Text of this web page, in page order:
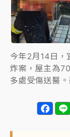
台東農業處長
押庭
雨熱區曝
今年2月14日，
炸案，屋主為
多處受傷送醫